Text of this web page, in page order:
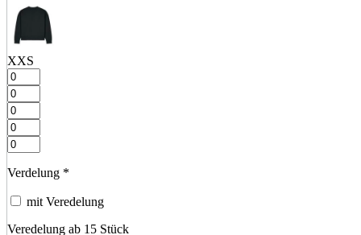
XXS
Verdelung *
mit Veredelung
Veredelung ab 15 Stück